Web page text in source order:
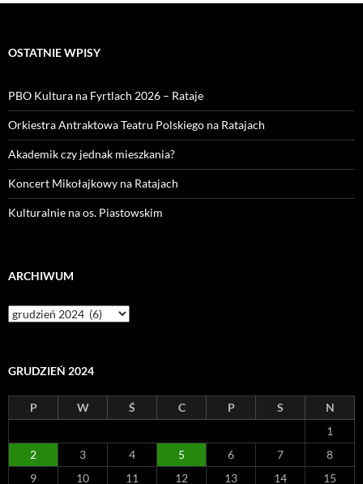
OSTATNIE WPISY
PBO Kultura na Fyrtlach 2026 – Rataje
Orkiestra Antraktowa Teatru Polskiego na Ratajach
Akademik czy jednak mieszkania?
Koncert Mikołajkowy na Ratajach
Kulturalnie na os. Piastowskim
ARCHIWUM
Archiwum
GRUDZIEŃ 2024
P W Ś C P S
N
1
2
3 4 5 6 7
8
9
10 11 12 13 14 15